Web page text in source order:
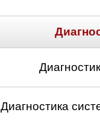
Диагностика